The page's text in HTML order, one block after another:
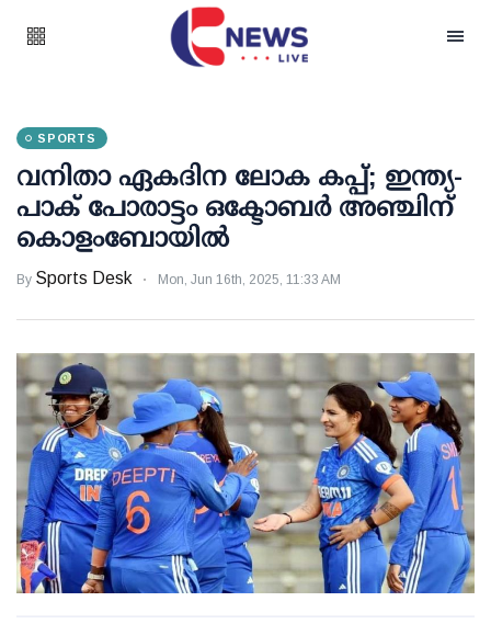
SPORTS
വനിതാ ഏകദിന ലോക കപ്പ്; ഇന്ത്യ-
പാക് പോരാട്ടം ഒക്ടോബര്‍ അഞ്ചിന്
കൊളംബോയില്‍
By Sports Desk Mon, Jun 16th, 2025, 11:33 AM